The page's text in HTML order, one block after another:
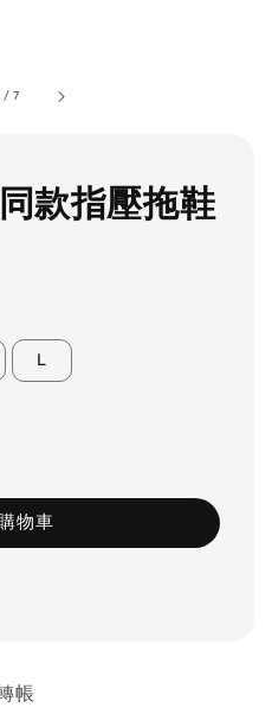
/7
款指壓拖鞋
L
物車
帳